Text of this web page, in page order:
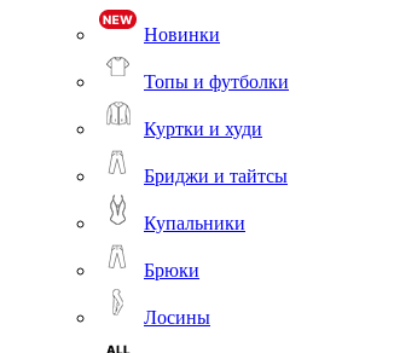
Новинки
Топы и футболки
Куртки и худи
Бриджи и тайтсы
Купальники
Брюки
Лосины